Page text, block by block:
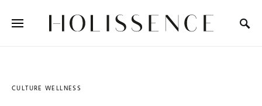
CULTURE WELLNESS